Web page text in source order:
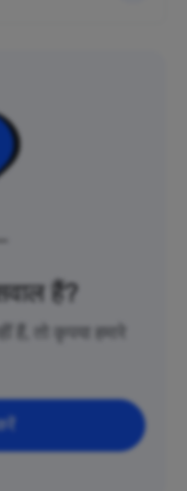
हैं?
हैं, तो कृपया हमारे